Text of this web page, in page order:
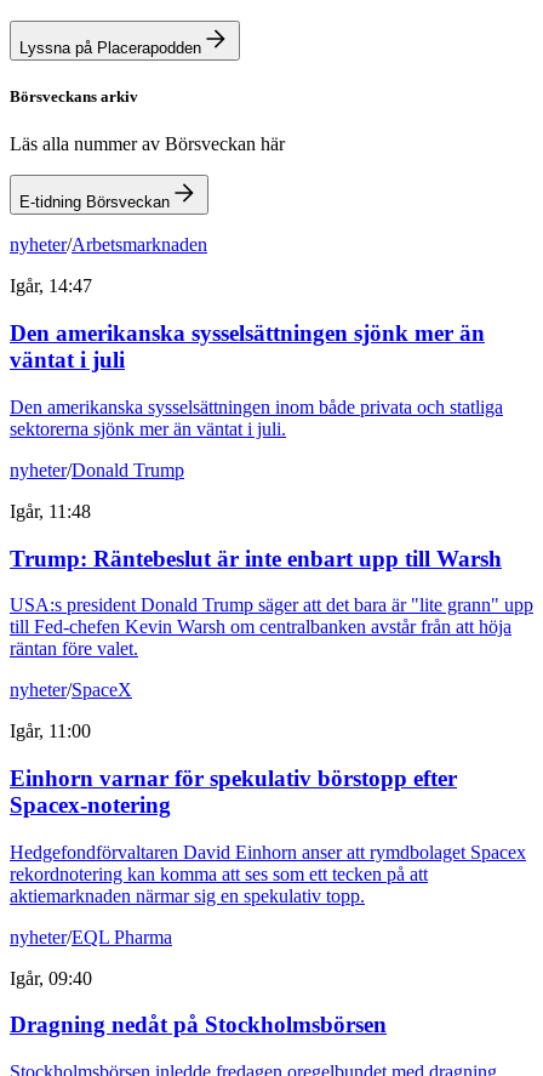
Lyssna på Placerapodden
Börsveckans arkiv
Läs alla nummer av Börsveckan här
E-tidning Börsveckan
nyheter/Arbetsmarknaden
Igår, 14:47
Den amerikanska sysselsättningen sjönk mer än
väntat i juli
Den amerikanska sysselsättningen inom både privata och statliga
sektorerna sjönk mer än väntat i juli.
nyheter/Donald Trump
Igår, 11:48
Trump: Räntebeslut är inte enbart upp till Warsh
USA:s president Donald Trump säger att det bara är "lite grann" upp
till Fed-chefen Kevin Warsh om centralbanken avstår från att höja
räntan före valet.
nyheter/SpaceX
Igår, 11:00
Einhorn varnar för spekulativ börstopp efter
Spacex-notering
Hedgefondförvaltaren David Einhorn anser att rymdbolaget Spacex
rekordnotering kan komma att ses som ett tecken på att
aktiemarknaden närmar sig en spekulativ topp.
nyheter/EQL Pharma
Igår, 09:40
Dragning nedåt på Stockholmsbörsen